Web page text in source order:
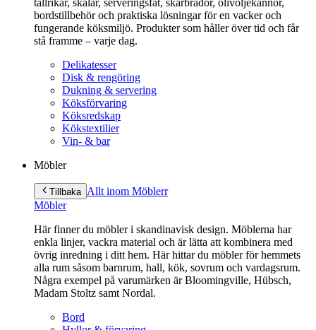
tallrikar, skålar, serveringsfat, skärbrädor, olivoljekannor,
bordstillbehör och praktiska lösningar för en vacker och
fungerande köksmiljö. Produkter som håller över tid och får
stå framme – varje dag.
Delikatesser
Disk & rengöring
Dukning & servering
Köksförvaring
Köksredskap
Kökstextilier
Vin- & bar
Möbler
Tillbaka Allt inom Möblerr
Möbler
Här finner du möbler i skandinavisk design. Möblerna har
enkla linjer, vackra material och är lätta att kombinera med
övrig inredning i ditt hem. Här hittar du möbler för hemmets
alla rum såsom barnrum, hall, kök, sovrum och vardagsrum.
Några exempel på varumärken är Bloomingville, Hübsch,
Madam Stoltz samt Nordal.
Bord